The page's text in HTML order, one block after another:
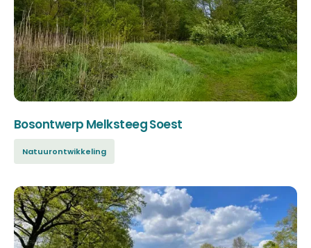
Bosontwerp Melksteeg Soest
Natuurontwikkeling